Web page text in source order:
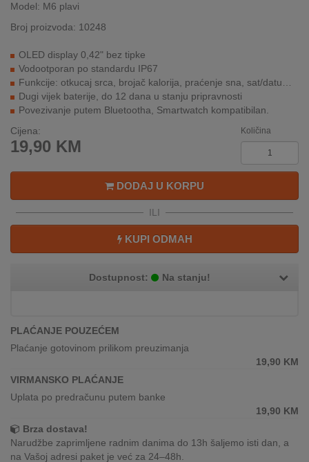
NOVO
U
KONTAKT
KUPOVINA
NA
RATE
I
IZ
OZNAKE
UČINKOVITOSTI
DIGITALIS
Model: M6 plavi
Broj proizvoda: 10248
OLED display 0,42" bez tipke
Vodootporan po standardu IP67
Funkcije: otkucaj srca, brojač kalorija, praćenje sna, sat/datum, alarm, vibracija
Dugi vijek baterije, do 12 dana u stanju pripravnosti
Povezivanje putem Bluetootha, Smartwatch kompatibilan.
Cijena:
19,90 KM
Količina
DODAJ U KORPU
ILI
KUPI ODMAH
Dostupnost: Na stanju!
PLAĆANJE POUZEĆEM
Plaćanje gotovinom prilikom preuzimanja
19,90 KM
VIRMANSKO PLAĆANJE
Uplata po predračunu putem banke
19,90 KM
Brza dostava!
Narudžbe zaprimljene radnim danima do 13h šaljemo isti dan, a
na Vašoj adresi paket je već za 24–48h.